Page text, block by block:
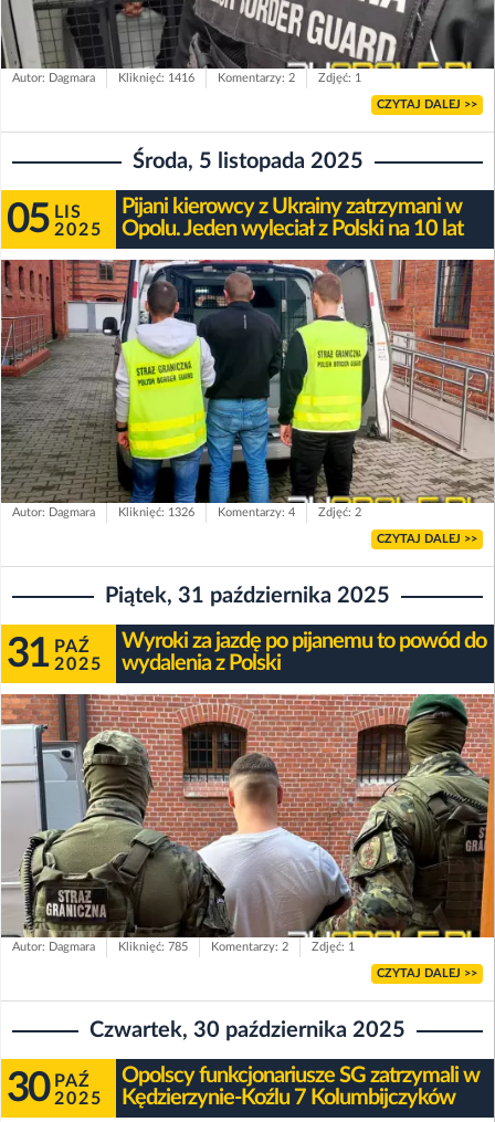
Autor: Dagmara Kliknięć: 1416 Komentarzy: 2 Zdjęć: 1
CZYTAJ DALEJ >>
Środa, 5 listopada 2025
05 LIS
2025
Pijani kierowcy z Ukrainy zatrzymani w
Opolu. Jeden wyleciał z Polski na 10 lat
Autor: Dagmara Kliknięć: 1326 Komentarzy: 4 Zdjęć: 2
CZYTAJ DALEJ >>
Piątek, 31 października 2025
31 PAŹ
2025
Wyroki za jazdę po pijanemu to powód do
wydalenia z Polski
Autor: Dagmara Kliknięć: 785 Komentarzy: 2 Zdjęć: 1
CZYTAJ DALEJ >>
Czwartek, 30 października 2025
30 PAŹ
2025
Opolscy funkcjonariusze SG zatrzymali w
Kędzierzynie-Koźlu 7 Kolumbijczyków